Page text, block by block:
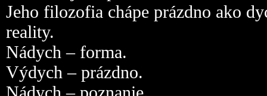
Jeho filozofia chápe prázdno ako
reality.
Nádych – forma.
Výdych – prázdno.